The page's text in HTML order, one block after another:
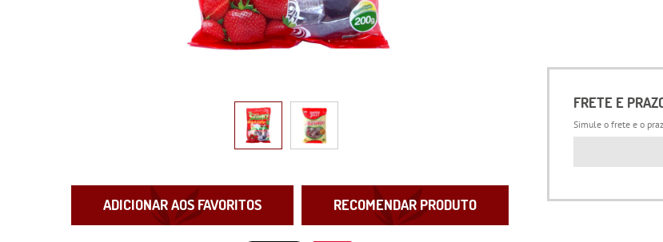
ADICIONAR AOS FAVORITOS RECOMENDAR PRODUTO
FRETE E
Simule o frete e o